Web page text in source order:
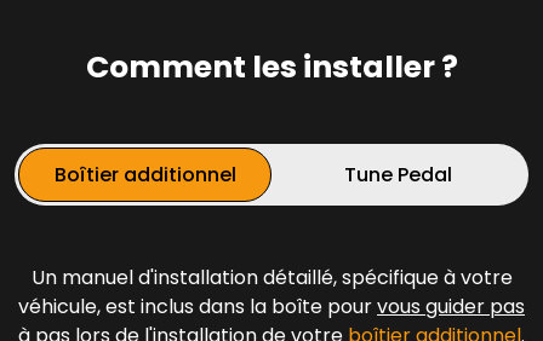
Comment les installer ?
Boîtier additionnel Tune Pedal
Un manuel d'installation détaillé, spécifique à votre
véhicule, est inclus dans la boîte pourvous guider pas